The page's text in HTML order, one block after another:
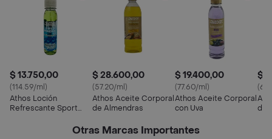
$ 13.750,00
(114.59/ml)
Athos Loción
Refrescante Sport
$ 28.600,00
(57.20/ml)
Athos Aceite Corporal
de Almendras
$ 19.400,00
(77.60/ml)
Athos Aceite Corporal
con Uva
$
de
Otras Marcas Importantes